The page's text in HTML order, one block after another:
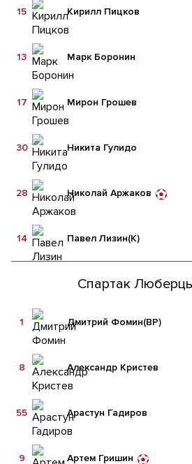
Кирилл Пицков
15
Марк Боронин
13
Мирон Грошев
17
Никита Гулидо
30
Николай Аржаков
28
Павел Лизин(К)
14
Спартак
Дмитрий Фомин(ВР)
1
Александр Кристев
8
Арастун Гадиров
55
Артем Гришин
9